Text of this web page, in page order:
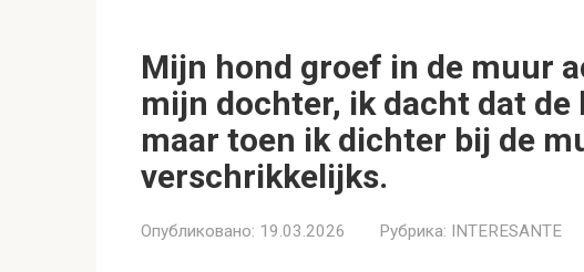
Mijn hond groef in de muur
mijn dochter, ik dacht dat de
maar toen ik dichter bij de
verschrikkelijks.
Опубликовано: 19.03.2026 Рубрика: INTERESANTE